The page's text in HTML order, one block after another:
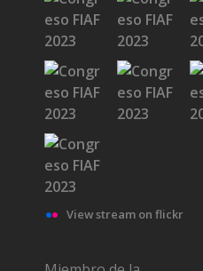
View stream on flickr